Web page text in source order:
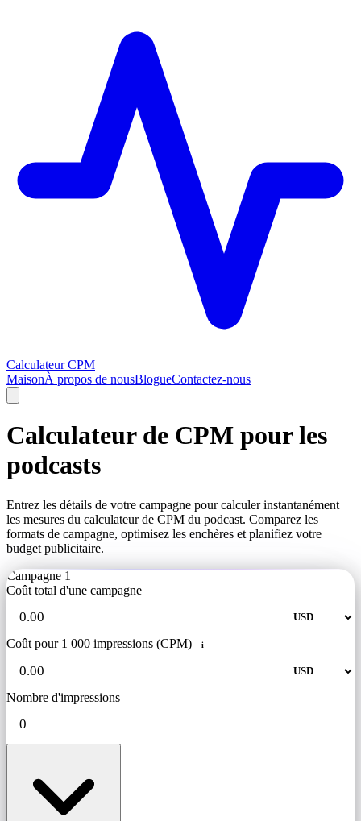
Calculateur CPM
MaisonÀ propos de nousBlogueContactez-nous
Calculateur de CPM pour les
podcasts
Entrez les détails de votre campagne pour calculer instantanément
les mesures du calculateur de CPM du podcast. Comparez les
formats de campagne, optimisez les enchères et planifiez votre
budget publicitaire.
Campagne 1
Coût total d'une campagne
Coût pour 1 000 impressions (CPM) i
Nombre d'impressions